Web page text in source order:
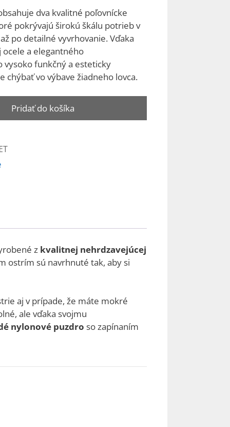
dva kvalitné poľovnícke
pokrývajú širokú škálu potrieb v
po detailné vyvrhovanie. Vďaka
a elegantného
vysoko funkčný a esteticky
chýbať vo výbave žiadneho lovca.
Pridať do košíka
z kvalitnej nehrdzavejúcej
ostrím sú navrhnuté tak, aby si
aj v prípade, že máte mokré
ale vďaka svojmu
nylonové puzdro so zapínaním